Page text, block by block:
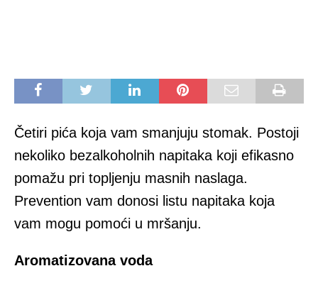
Četiri pića koja vam smanjuju stomak. Postoji
nekoliko bezalkoholnih napitaka koji efikasno
pomažu pri topljenju masnih naslaga.
Prevention vam donosi listu napitaka koja
vam mogu pomoći u mršanju.
Aromatizovana voda